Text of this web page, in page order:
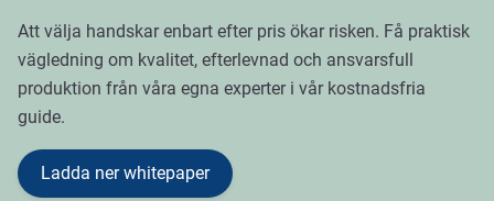
Att välja handskar enbart efter pris ökar risken. Få praktisk
vägledning om kvalitet, efterlevnad och ansvarsfull
produktion från våra egna experter i vår kostnadsfria
guide.
Ladda ner whitepaper